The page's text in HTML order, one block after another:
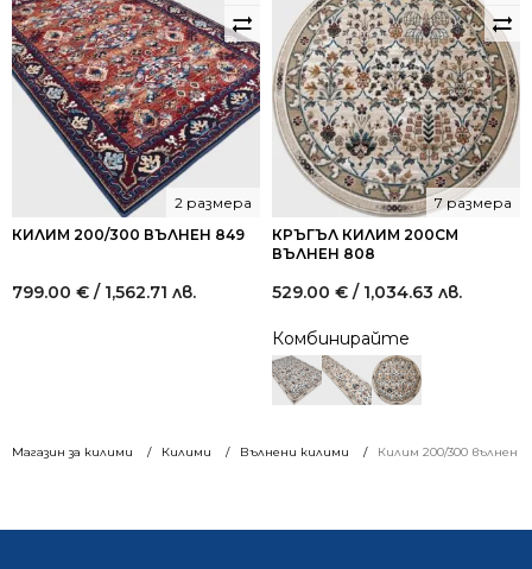
Магазин за килими Килими Вълнени килими Килим 200/300 вълнен
КИЛИМ 200/300 ВЪЛНЕН 849
2 размера
799.00 € / 1,562.71 лв.
КРЪГЪЛ КИЛИМ 200СМ
ВЪЛНЕН 808
7 размера
529.00 € / 1,034.63 лв.
Комбинирайте